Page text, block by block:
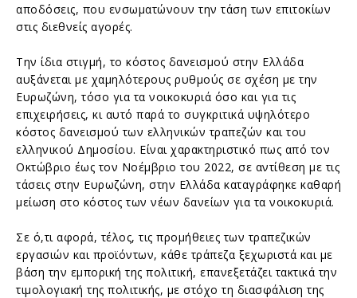
αποδόσεις, που ενσωματώνουν την τάση των επιτοκίων
στις διεθνείς αγορές.
Την ίδια στιγμή, το κόστος δανεισμού στην Ελλάδα
αυξάνεται με χαμηλότερους ρυθμούς σε σχέση με την
Ευρωζώνη, τόσο για τα νοικοκυριά όσο και για τις
επιχειρήσεις, κι αυτό παρά το συγκριτικά υψηλότερο
κόστος δανεισμού των ελληνικών τραπεζών και του
ελληνικού Δημοσίου. Είναι χαρακτηριστικό πως από τον
Οκτώβριο έως τον Νοέμβριο του 2022, σε αντίθεση με τις
τάσεις στην Ευρωζώνη, στην Ελλάδα καταγράφηκε καθαρή
μείωση στο κόστος των νέων δανείων για τα νοικοκυριά.
Σε ό,τι αφορά, τέλος, τις προμήθειες των τραπεζικών
εργασιών και προϊόντων, κάθε τράπεζα ξεχωριστά και με
βάση την εμπορική της πολιτική, επανεξετάζει τακτικά την
τιμολογιακή της πολιτικής, με στόχο τη διασφάλιση της